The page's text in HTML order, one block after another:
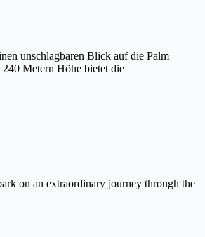
unschlagbaren Blick auf die Palm
Metern Höhe bietet die
on an extraordinary journey through the